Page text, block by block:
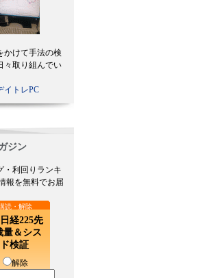
かけて手法の検
々取り組んでい
トレPC
ジン
・利回りランキ
報を無料でお届
読・解除
経225先
＆シス
検証
解除